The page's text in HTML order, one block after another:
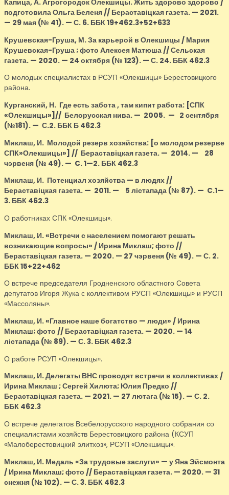
Капица, А.Агрогородок Олекшицы. Жить здорово здорово /
подготовила Ольга Беленя // Бераставіцкая газета. — 2021.
— 29 мая (№ 41). — С. 6. ББК 19+462.3+52+633
Крушевская-Груша, М.За карьерой в Олекшицы / Мария
Крушевская-Груша ; фото Алексея Матюша // Сельская
газета. — 2020. — 24 октября (№ 123). — С. 24. ББК 462.3
О молодых специалистах в РСУП «Олекшицы» Берестовицкого
района.
Курганский, Н. Где есть забота , там кипит работа: [СПК
«Олекшицы»] // Белорусская нива. — 2005. — 2 сентября
(№181). — С.2. ББК Б 462.3
Миклаш, И. Молодой резерв хозяйства: [о молодом резерве
СПК»Олекшицы»] // Бераставіцкая газета. — 2014. — 28
чэрвеня (№ 49). — C. 1—2. ББК 462.3
Миклаш, И. Потенциал хозяйства — в людях//
Бераставіцкая газета. — 2011. — 5 лістапада (№ 87). — C.1—
3. ББК 462.3
О работниках СПК «Олекшицы».
Миклаш, И.«Встречи с населением помогают решать
возникающие вопросы» / Ирина Миклаш; фото //
Бераставіцкая газета. — 2020. — 27 чэрвеня (№ 49). — С. 2.
ББК 15+22+462
О встрече председателя Гродненского областного Совета
депутатов Игоря Жука с коллективом РУСП «Олекшицы» и РУСП
«Массоляны».
Миклаш, И.«Главное наше богатство — люди» / Ирина
Миклаш; фото // Бераставіцкая газета. — 2020. — 14
лістапада (№ 89). — С. 3. ББК 462.3
О работе РСУП «Олекшицы».
Миклаш, И.Делегаты ВНС проводят встречи в коллективах /
Ирина Миклаш ; Сергей Хилюта; Юлия Предко //
Бераставіцкая газета. — 2021. — 27 лютага (№ 15). — С. 2.
ББК 462.3
О встрече делегатов Всебелорусского народного собрания со
специалистами хозяйств Берестовицкого района (КСУП
«Малоберестовицкий элитхоз», РСУП «Олекшицы».
Миклаш, И. Медаль «За трудовые заслуги» — у Яна Эйсмонта
/ Ирина Миклаш; фото // Бераставіцкая газета. — 2020. — 31
снежня (№ 102). — С. 3. ББК 462.3